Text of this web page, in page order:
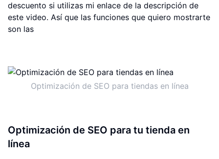
descuento si utilizas mi enlace de la descripción de
este video. Así que las funciones que quiero mostrarte
son las
Optimización de SEO para tiendas en línea
Optimización de SEO para tu tienda en
línea